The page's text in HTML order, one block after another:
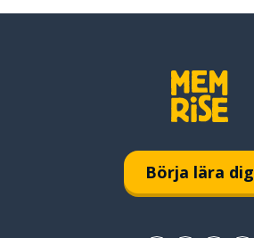
Börja lära dig